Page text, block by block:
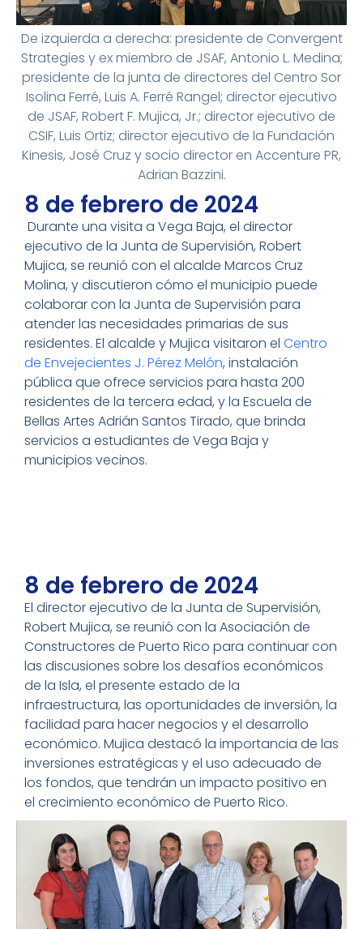
De izquierda a derecha: presidente de Convergent
Strategies y ex miembro de JSAF, Antonio L. Medina;
presidente de la junta de directores del Centro Sor
Isolina Ferré, Luis A. Ferré Rangel; director ejecutivo
de JSAF, Robert F. Mujica, Jr.; director ejecutivo de
CSIF, Luis Ortiz; director ejecutivo de la Fundación
Kinesis, José Cruz y socio director en Accenture PR,
Adrian Bazzini.
8 de febrero de 2024
Durante una visita a Vega Baja, el director
ejecutivo de la Junta de Supervisión, Robert
Mujica, se reunió con el alcalde Marcos Cruz
Molina, y discutieron cómo el municipio puede
colaborar con la Junta de Supervisión para
atender las necesidades primarias de sus
residentes. El alcalde y Mujica visitaron el Centro
de Envejecientes J. Pérez Melón, instalación
pública que ofrece servicios para hasta 200
residentes de la tercera edad, y la Escuela de
Bellas Artes Adrián Santos Tirado, que brinda
servicios a estudiantes de Vega Baja y
municipios vecinos.
8 de febrero de 2024
El director ejecutivo de la Junta de Supervisión,
Robert Mujica, se reunió con la Asociación de
Constructores de Puerto Rico para continuar con
las discusiones sobre los desafíos económicos
de la Isla, el presente estado de la
infraestructura, las oportunidades de inversión, la
facilidad para hacer negocios y el desarrollo
económico. Mujica destacó la importancia de las
inversiones estratégicas y el uso adecuado de
los fondos, que tendrán un impacto positivo en
el crecimiento económico de Puerto Rico.